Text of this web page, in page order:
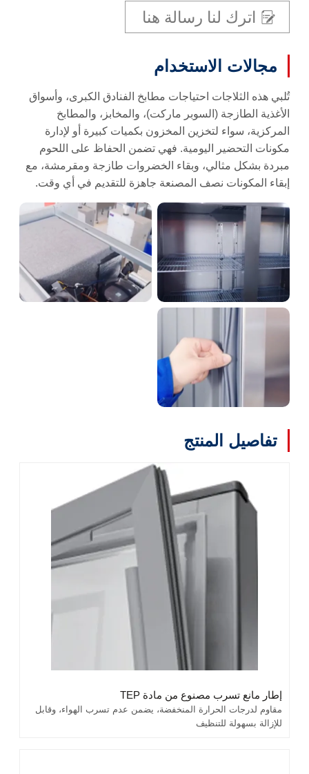
اترك لنا رسالة هنا
مجالات الاستخدام
تُلبي هذه الثلاجات احتياجات مطابخ الفنادق الكبرى، وأسواق
الأغذية الطازجة (السوبر ماركت)، والمخابز، والمطابخ
المركزية، سواء لتخزين المخزون بكميات كبيرة أو لإدارة
مكونات التحضير اليومية. فهي تضمن الحفاظ على اللحوم
مبردة بشكل مثالي، وبقاء الخضروات طازجة ومقرمشة، مع
إبقاء المكونات نصف المصنعة جاهزة للتقديم في أي وقت.
تفاصيل المنتج
إطار مانع تسرب مصنوع من مادة TEP
مقاوم لدرجات الحرارة المنخفضة، يضمن عدم تسرب الهواء، وقابل
للإزالة بسهولة للتنظيف